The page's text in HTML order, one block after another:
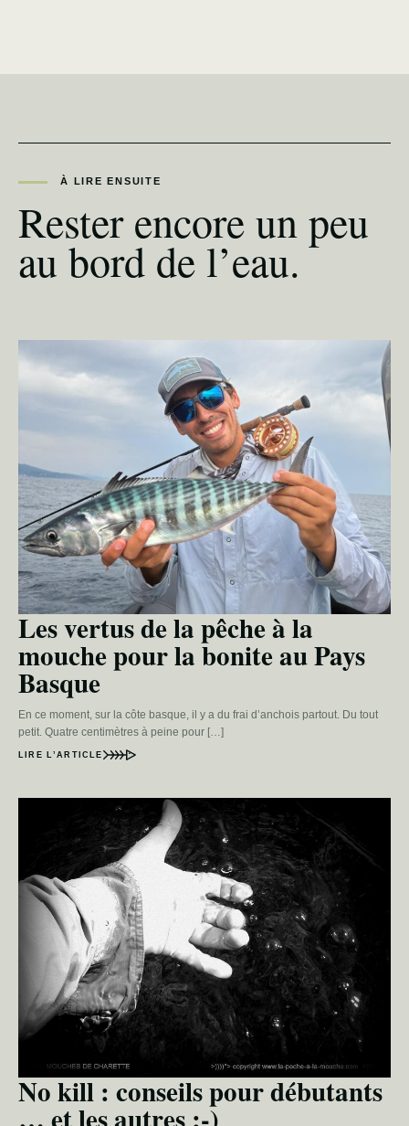
À LIRE ENSUITE
Rester encore un peu
au bord de l’eau.
Les vertus de la pêche à la
mouche pour la bonite au Pays
Basque
En ce moment, sur la côte basque, il y a du frai d’anchois partout. Du tout
petit. Quatre centimètres à peine pour […]
LIRE L’ARTICLE
No kill : conseils pour débutants